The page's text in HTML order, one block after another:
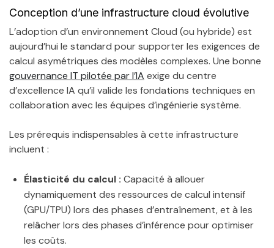
Conception d’une infrastructure cloud évolutive
L’adoption d’un environnement Cloud (ou hybride) est
aujourd’hui le standard pour supporter les exigences de
calcul asymétriques des modèles complexes. Une bonne
gouvernance IT pilotée par l’IA exige du centre
d’excellence IA qu’il valide les fondations techniques en
collaboration avec les équipes d’ingénierie système.
Les prérequis indispensables à cette infrastructure
incluent :
Élasticité du calcul : Capacité à allouer
dynamiquement des ressources de calcul intensif
(GPU/TPU) lors des phases d’entraînement, et à les
relâcher lors des phases d’inférence pour optimiser
les coûts.